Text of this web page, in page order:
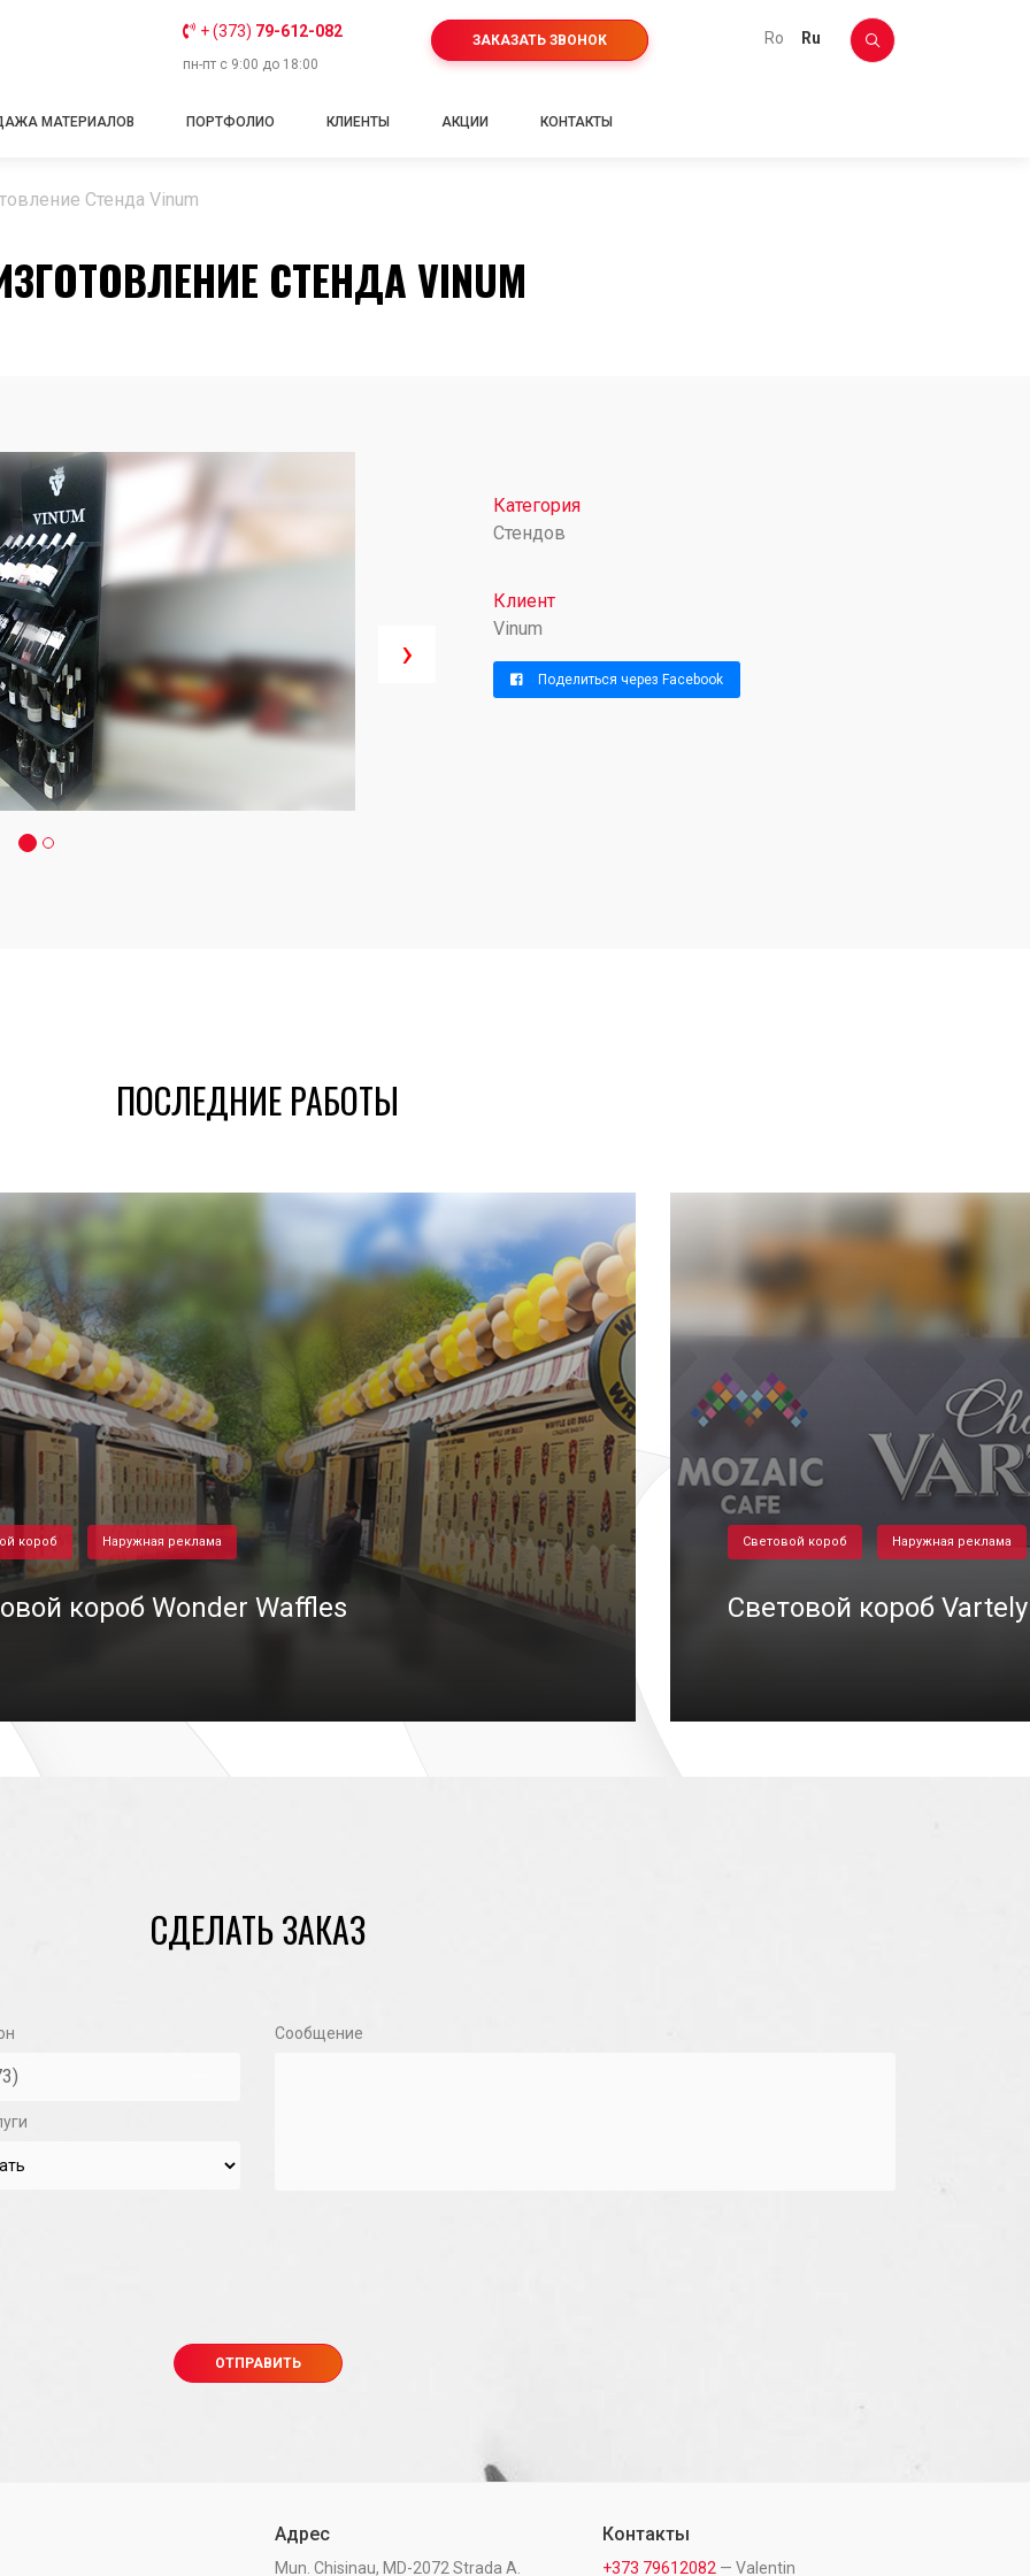
+ (373) 79-612-082
пн-пт с 9:00 до 18:00
ЗАКАЗАТЬ ЗВОНОК ro ru
МАТЕРИАЛОВ ПОРТФОЛИО КЛИЕНТЫ АКЦИИ КОНТАКТЫ
Стенда Vinum
СТЕНДА VINUM
›
Категория
Стендов
Клиент
Vinum
Поделиться через Facebook
ПОСЛЕДНИЕ РАБОТЫ
короб Наружная реклама
короб Wonder Waffles
Световой короб Наружная реклама
Световой короб Vartely
СДЕЛАТЬ ЗАКАЗ
Сообщение
Адрес
Mun. Chisinau, MD-2072 Strada A.
Контакты
+373 79612082 — Valentin